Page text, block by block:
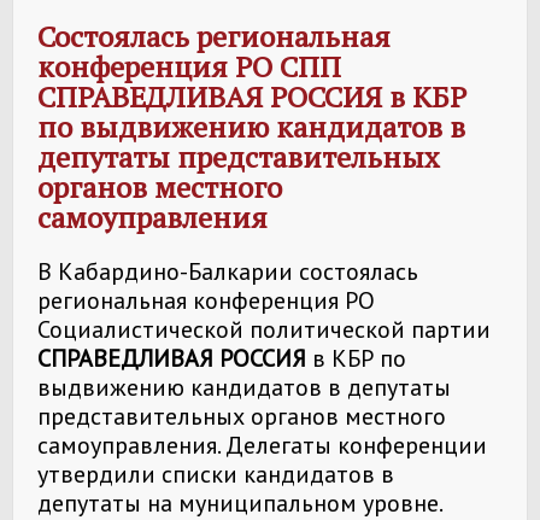
слёте принимают участие представители
Регионального отделения
Социалистической политической партии
СПРАВЕДЛИВАЯ РОССИЯв КБР
Состоялась региональная
конференция РО СПП
СПРАВЕДЛИВАЯ РОССИЯв КБР
по выдвижению кандидатов в
депутаты представительных
органов местного
самоуправления
В Кабардино-Балкарии состоялась
региональная конференция РО
Социалистической политической партии
СПРАВЕДЛИВАЯ РОССИЯ в КБР по
выдвижению кандидатов в депутаты
представительных органов местного
самоуправления. Делегаты конференции
утвердили списки кандидатов в
депутаты на муниципальном уровне.